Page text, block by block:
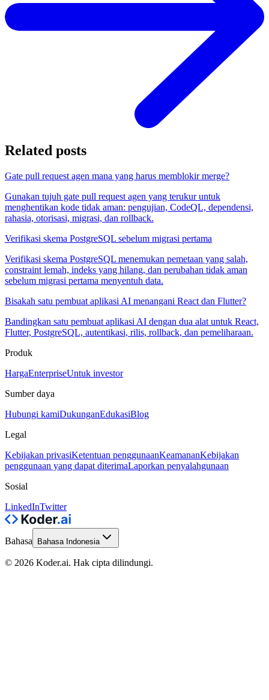
Related posts
Gate pull request agen mana yang harus memblokir merge?
Gunakan tujuh gate pull request agen yang terukur untuk
menghentikan kode tidak aman: pengujian, CodeQL, dependensi,
rahasia, otorisasi, migrasi, dan rollback.
Verifikasi skema PostgreSQL sebelum migrasi pertama
Verifikasi skema PostgreSQL menemukan pemetaan yang salah,
constraint lemah, indeks yang hilang, dan perubahan tidak aman
sebelum migrasi pertama menyentuh data.
Bisakah satu pembuat aplikasi AI menangani React dan Flutter?
Bandingkan satu pembuat aplikasi AI dengan dua alat untuk React,
Flutter, PostgreSQL, autentikasi, rilis, rollback, dan pemeliharaan.
Produk
HargaEnterpriseUntuk investor
Sumber daya
Hubungi kamiDukunganEdukasiBlog
Legal
Kebijakan privasiKetentuan penggunaanKeamananKebijakan
penggunaan yang dapat diterimaLaporkan penyalahgunaan
Sosial
LinkedInTwitter
Bahasa Bahasa Indonesia
© 2026 Koder.ai. Hak cipta dilindungi.